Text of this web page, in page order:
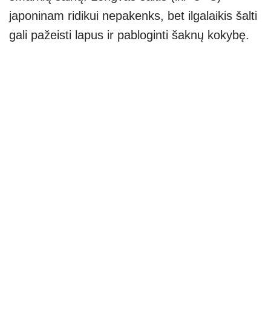
japoninam ridikui nepakenks, bet ilgalaikis šalti
gali pažeisti lapus ir pabloginti šaknų kokybę.